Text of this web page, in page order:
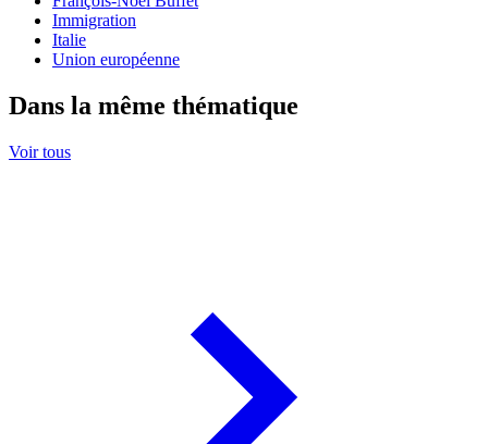
Immigration
Italie
Union européenne
Dans la même thématique
Voir tous